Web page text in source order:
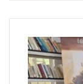
pour
Littérature
:
Édifice
Price